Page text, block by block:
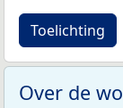
Toelichting
Over de